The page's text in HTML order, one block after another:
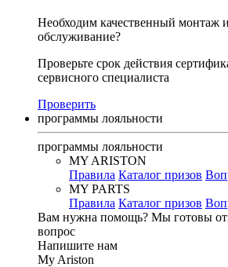
Необходим качественный монтаж
обслуживание?
Проверьте срок действия
сервисного специалиста
Проверить
программы лояльности
программы лояльности
MY ARISTON
Правила Каталог призов
MY PARTS
Правила Каталог призов
Вам нужна помощь? Мы готовы
вопрос
Напишите нам
My Ariston